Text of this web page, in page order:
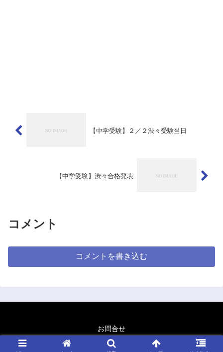
【中学受験】２／２渋々受験当日
【中学受験】渋々合格発表
コメント
コメントを書き込む
お問合せ
© 2020 怒りん坊パパの中学受験 情報館.